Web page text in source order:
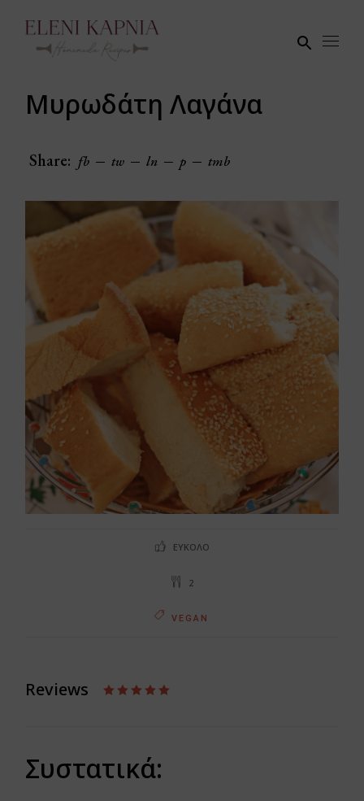
Μυρωδάτη Λαγάνα
Share: fb tw ln p tmb
ΕΎΚΟΛΟ
2
VEGAN
Reviews
Συστατικά: